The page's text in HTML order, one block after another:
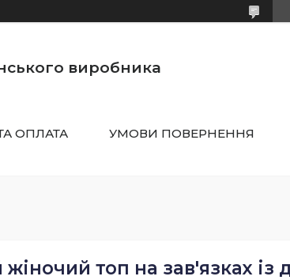
виробника
ОПЛАТА УМОВИ ПОВЕРНЕННЯ
топ на зав'язках із